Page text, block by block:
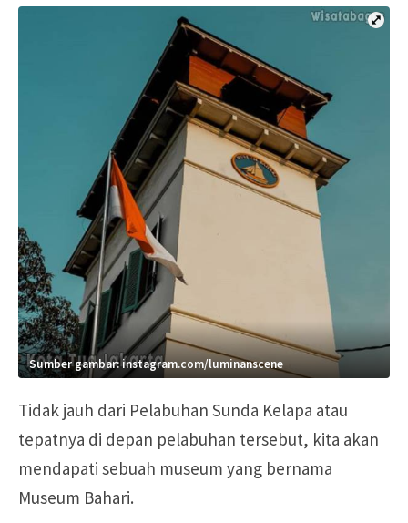
Sumber gambar: instagram.com/luminanscene
Tidak jauh dari Pelabuhan Sunda Kelapa atau
tepatnya di depan pelabuhan tersebut, kita akan
mendapati sebuah museum yang bernama
Museum Bahari.